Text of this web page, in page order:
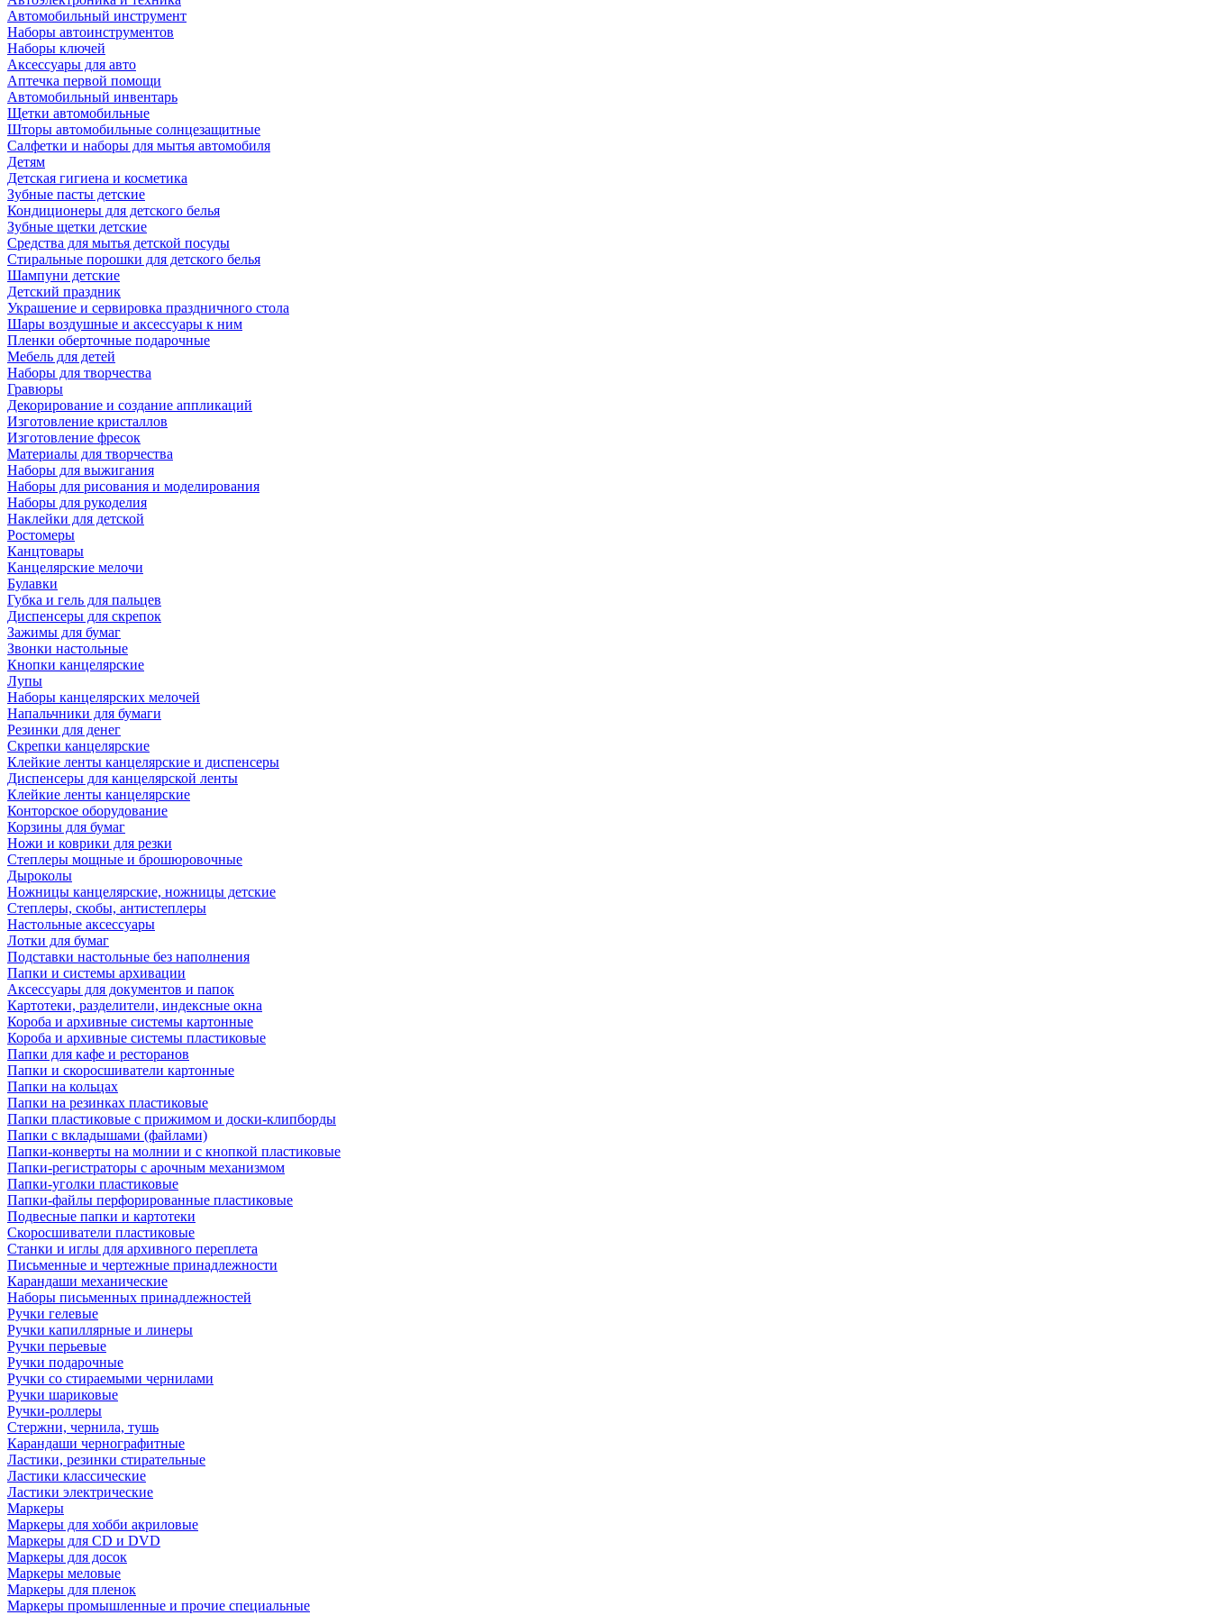
Автомобильный инструмент
Наборы автоинструментов
Наборы ключей
Аксессуары для авто
Аптечка первой помощи
Автомобильный инвентарь
Щетки автомобильные
Шторы автомобильные солнцезащитные
Салфетки и наборы для мытья автомобиля
Детям
Детская гигиена и косметика
Зубные пасты детские
Кондиционеры для детского белья
Зубные щетки детские
Средства для мытья детской посуды
Стиральные порошки для детского белья
Шампуни детские
Детский праздник
Украшение и сервировка праздничного стола
Шары воздушные и аксессуары к ним
Пленки оберточные подарочные
Мебель для детей
Наборы для творчества
Гравюры
Декорирование и создание аппликаций
Изготовление кристаллов
Изготовление фресок
Материалы для творчества
Наборы для выжигания
Наборы для рисования и моделирования
Наборы для рукоделия
Наклейки для детской
Ростомеры
Канцтовары
Канцелярские мелочи
Булавки
Губка и гель для пальцев
Диспенсеры для скрепок
Зажимы для бумаг
Звонки настольные
Кнопки канцелярские
Лупы
Наборы канцелярских мелочей
Напальчники для бумаги
Резинки для денег
Скрепки канцелярские
Клейкие ленты канцелярские и диспенсеры
Диспенсеры для канцелярской ленты
Клейкие ленты канцелярские
Конторское оборудование
Корзины для бумаг
Ножи и коврики для резки
Степлеры мощные и брошюровочные
Дыроколы
Ножницы канцелярские, ножницы детские
Степлеры, скобы, антистеплеры
Настольные аксессуары
Лотки для бумаг
Подставки настольные без наполнения
Папки и системы архивации
Аксессуары для документов и папок
Картотеки, разделители, индексные окна
Короба и архивные системы картонные
Короба и архивные системы пластиковые
Папки для кафе и ресторанов
Папки и скоросшиватели картонные
Папки на кольцах
Папки на резинках пластиковые
Папки пластиковые с прижимом и доски-клипборды
Папки с вкладышами (файлами)
Папки-конверты на молнии и с кнопкой пластиковые
Папки-регистраторы с арочным механизмом
Папки-уголки пластиковые
Папки-файлы перфорированные пластиковые
Подвесные папки и картотеки
Скоросшиватели пластиковые
Станки и иглы для архивного переплета
Письменные и чертежные принадлежности
Карандаши механические
Наборы письменных принадлежностей
Ручки гелевые
Ручки капиллярные и линеры
Ручки перьевые
Ручки подарочные
Ручки со стираемыми чернилами
Ручки шариковые
Ручки-роллеры
Стержни, чернила, тушь
Карандаши чернографитные
Ластики, резинки стирательные
Ластики классические
Ластики электрические
Маркеры
Маркеры для хобби акриловые
Маркеры для CD и DVD
Маркеры для досок
Маркеры меловые
Маркеры для пленок
Маркеры промышленные и прочие специальные